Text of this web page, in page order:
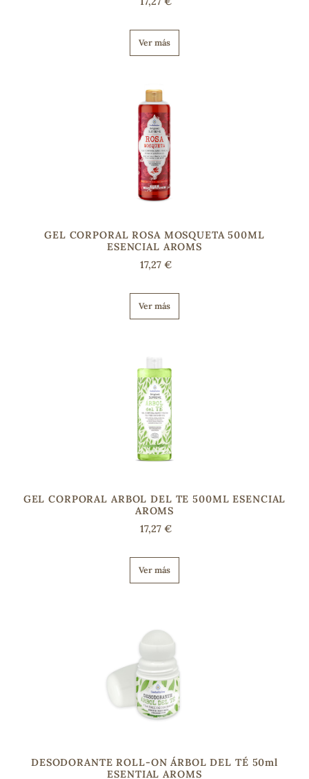
Ver más
GEL CORPORAL ROSA MOSQUETA 500ML
ESENCIAL AROMS
17,27 €
Ver más
GEL CORPORAL ARBOL DEL TE 500ML ESENCIAL
AROMS
17,27 €
Ver más
DESODORANTE ROLL-ON ÁRBOL DEL TÉ 50ml
ESENTIAL AROMS